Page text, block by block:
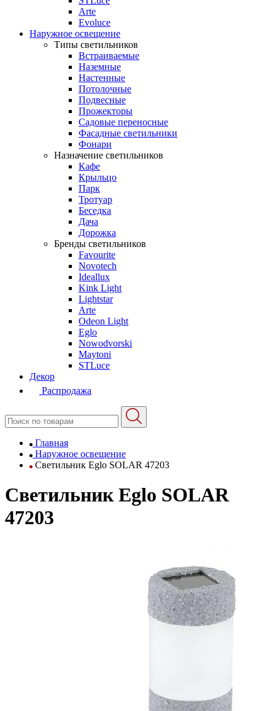
Arte
Evoluce
Наружное освещение
Типы светильников
Встраиваемые
Наземные
Настенные
Потолочные
Подвесные
Прожекторы
Садовые переносные
Фасадные светильники
Фонари
Назначение светильников
Кафе
Крыльцо
Парк
Тротуар
Беседка
Дача
Дорожка
Бренды светильников
Favourite
Novotech
Ideallux
Kink Light
Lightstar
Arte
Odeon Light
Eglo
Nowodvorski
Maytoni
STLuce
Декор
Распродажа
Главная
Наружное освещение
Светильник Eglo SOLAR 47203
Светильник Eglo SOLAR
47203